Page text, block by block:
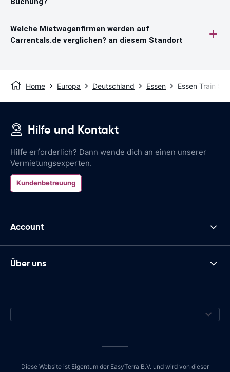
Welche Mietwagenfirmen werden auf
Carrentals.de verglichen? an diesem Standort
Home Europa Deutschland Essen Essen Train
Hilfe und Kontakt
Hilfe erforderlich? Dann wende dich an einen unserer
Vermietungsexperten.
Kundenbetreuung
Account
Über uns
Diese Website ist Eigentum der EasyTerra B.V. und wird von dieser